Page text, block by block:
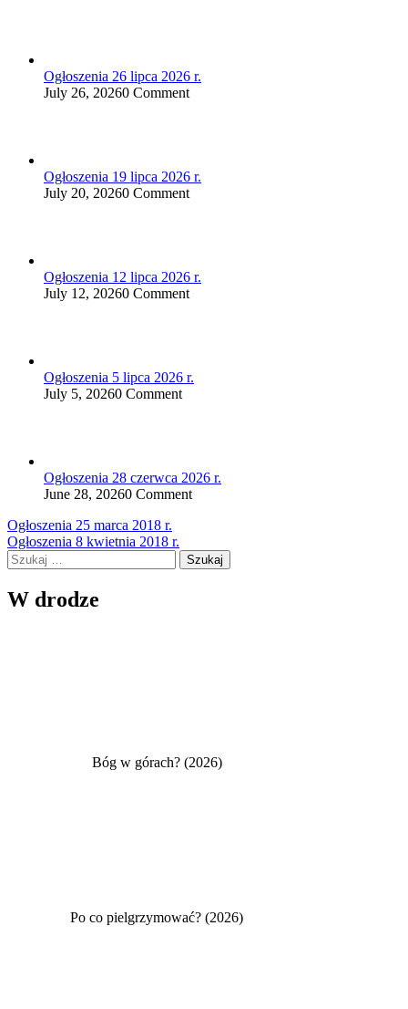
Ogłoszenia 26 lipca 2026 r.
July 26, 20260 Comment
Ogłoszenia 19 lipca 2026 r.
July 20, 20260 Comment
Ogłoszenia 12 lipca 2026 r.
July 12, 20260 Comment
Ogłoszenia 5 lipca 2026 r.
July 5, 20260 Comment
Ogłoszenia 28 czerwca 2026 r.
June 28, 20260 Comment
Nawigacja
wpisu
Ogłoszenia 25 marca 2018 r.
Ogłoszenia 8 kwietnia 2018 r.
Szukaj:
W drodze
Bóg w górach? (2026)
Po co pielgrzymować? (2026)